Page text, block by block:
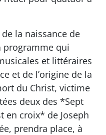
la naissance de
programme qui
et littéraires
et de l’origine de la
du Christ, victime
deux des *Sept
en croix* de Joseph
prendra place, à